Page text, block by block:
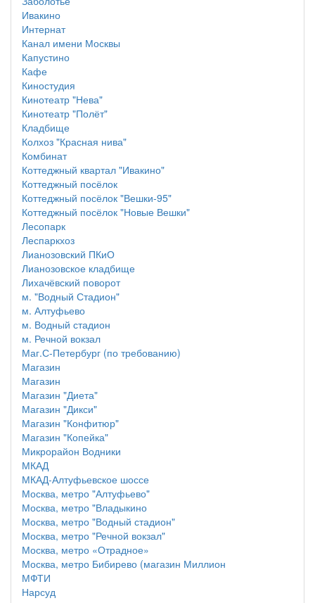
Ивакино
Интернат
Канал имени Москвы
Капустино
Кафе
Киностудия
Кинотеатр "Нева"
Кинотеатр "Полёт"
Кладбище
Колхоз "Красная нива"
Комбинат
Коттеджный квартал "Ивакино"
Коттеджный посёлок
Коттеджный посёлок "Вешки-95"
Коттеджный посёлок "Новые Вешки"
Лесопарк
Леспаркхоз
Лианозовский ПКиО
Лианозовское кладбище
Лихачёвский поворот
м. "Водный Стадион"
м. Алтуфьево
м. Водный стадион
м. Речной вокзал
Маг.С-Петербург (по требованию)
Магазин
Магазин
Магазин "Диета"
Магазин "Дикси"
Магазин "Конфитюр"
Магазин "Копейка"
Микрорайон Водники
МКАД
МКАД-Алтуфьевское шоссе
Москва, метро "Алтуфьево"
Москва, метро "Владыкино
Москва, метро "Водный стадион"
Москва, метро "Речной вокзал"
Москва, метро «Отрадное»
Москва, метро Бибирево (магазин Миллион
МФТИ
Нарсуд